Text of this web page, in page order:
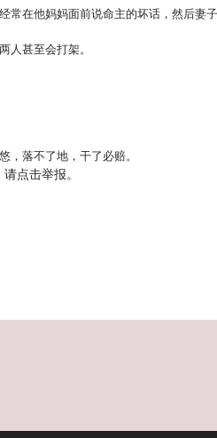
常在他妈妈面前说命主的坏话，然后妻
甚至会打架。
落不了地，干了必赔。
点击举报。